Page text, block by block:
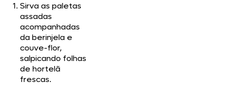
Sirva as paletas
assadas
acompanhadas
da berinjela e
couve-flor,
salpicando folhas
de hortelã
frescas.